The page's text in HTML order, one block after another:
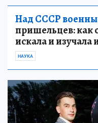
Над СССР
пришельцев: как
искала и
НАУКА